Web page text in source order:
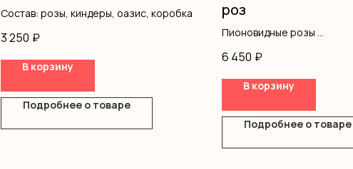
Состав: розы, киндеры, оазис, коробка
3 250 ₽
В корзину
Подробнее о товаре
роз
Пионовидные розы
Лента
6 450 ₽
В корзину
Подробнее о товаре